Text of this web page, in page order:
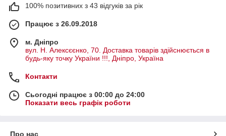
100% позитивних з 43 відгуків за рік
Працює з 26.09.2018
м. Дніпро
вул. Н. Алексєєнко, 70. Доставка товарів здійснюється в
будь-яку точку України !!!, Дніпро, Україна
Контакти
Сьогодні працює з 00:00 до 24:00
Показати весь графік роботи
Про нас